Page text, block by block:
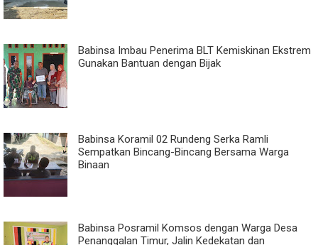
Babinsa Imbau Penerima BLT Kemiskinan Ekstrem
Gunakan Bantuan dengan Bijak
Babinsa Koramil 02 Rundeng Serka Ramli
Sempatkan Bincang-Bincang Bersama Warga
Binaan
Babinsa Posramil Komsos dengan Warga Desa
Penanggalan Timur, Jalin Kedekatan dan